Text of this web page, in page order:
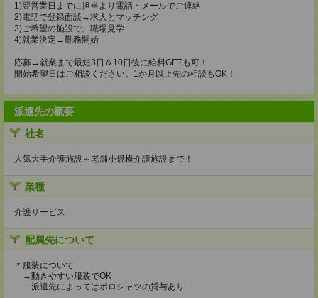
1)翌営業日までに担当より電話・メールでご連絡
2)電話で登録面談→求人とマッチング
3)ご希望の施設で、職場見学
4)就業決定→勤務開始
応募→就業まで最短3日＆10日後に給料GETも可！
開始希望日はご相談ください。1か月以上先の相談もOK！
派遣先の概要
社名
人気大手介護施設～老舗小規模介護施設まで！
業種
介護サービス
配属先について
＊服装について
→動きやすい服装でOK
派遣先によってはポロシャツの貸与あり